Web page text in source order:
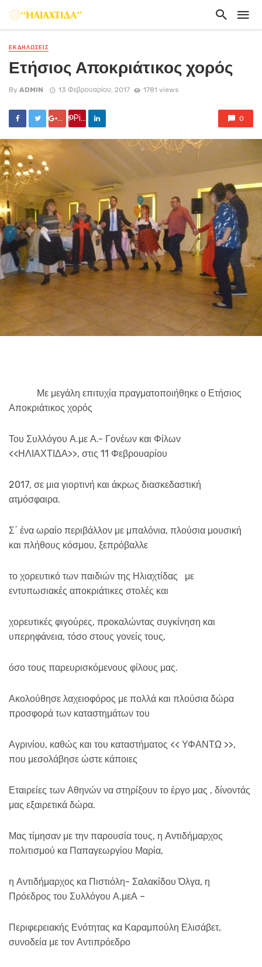
ΕΚΔΗΛΏΣΕΙΣ
Ετήσιος Αποκριάτικος χορός
By ADMIN 13 Φεβρουαρίου, 2017 1781 views
Google +
Pin it 0
Με μεγάλη επιτυχία πραγματοποιήθηκε ο Ετήσιος
Αποκριάτικος χορός
Του Συλλόγου Α.με Α.- Γονέων και Φίλων
<<ΗΛΙΑΧΤΙΔΑ>>, στις 11 Φεβρουαρίου
2017, σε μια γιορτινή και άκρως διασκεδαστική
ατμόσφαιρα.
Σ΄ ένα ωραίο περιβάλλον με μπαλόνια, πλούσια μουσική
και πλήθους κόσμου, ξεπρόβαλλε
το χορευτικό των παιδιών της Ηλιαχτίδας με
εντυπωσιακές αποκριάτικες στολές και
χορευτικές φιγούρες, προκαλώντας συγκίνηση και
υπερηφάνεια, τόσο στους γονείς τους,
όσο τους παρευρισκόμενους φίλους μας.
Ακολούθησε λαχειοφόρος με πολλά και πλούσια δώρα
προσφορά των καταστημάτων του
Αγρινίου, καθώς και του καταστήματος << ΥΦΑΝΤΩ >>,
που μεσολάβησε ώστε κάποιες
Εταιρείες των Αθηνών να στηρίξουν το έργο μας , δίνοντάς
μας εξαιρετικά δώρα.
Μας τίμησαν με την παρουσία τους, η Αντιδήμαρχος
πολιτισμού κα Παπαγεωργίου Μαρία,
η Αντιδήμαρχος κα Πιστιόλη- Σαλακίδου Όλγα, η
Πρόεδρος του Συλλόγου Α.μεΑ –
Περιφερειακής Ενότητας κα Καραμπούλη Ελισάβετ,
συνοδεία με τον Αντιπρόεδρο